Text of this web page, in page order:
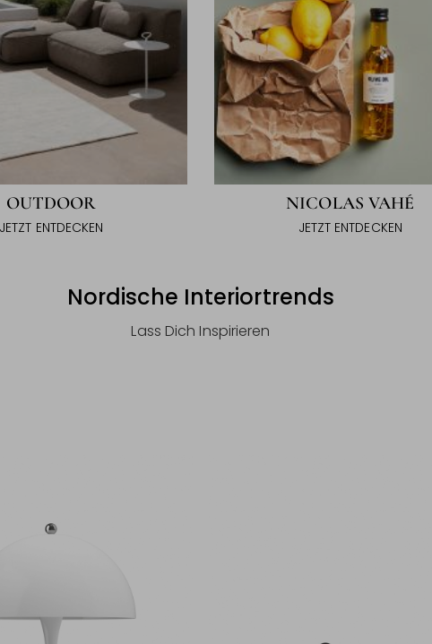
OUTDOOR
JETZT ENTDECKEN
NICOLAS VAHÉ
JETZT ENTDECKEN
Nordische Interiortrends
Lass Dich Inspirieren